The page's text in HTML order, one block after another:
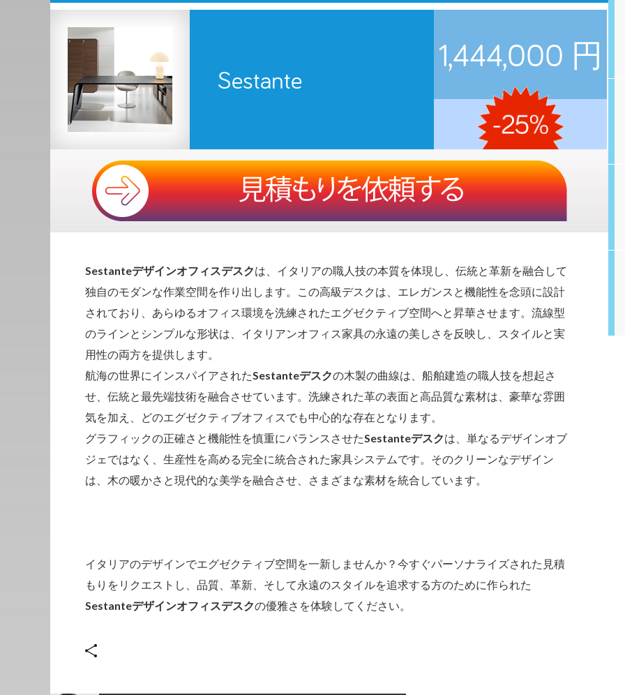
Sestante
1,444,000 円
Sestanteデザインオフィスデスクは、イタリアの職人技の本質を体現し、伝統と革新を融合して
独自のモダンな作業空間を作り出します。この高級デスクは、エレガンスと機能性を念頭に設計
されており、あらゆるオフィス環境を洗練されたエグゼクティブ空間へと昇華させます。流線型
のラインとシンプルな形状は、イタリアンオフィス家具の永遠の美しさを反映し、スタイルと実
用性の両方を提供します。
航海の世界にインスパイアされたSestanteデスクの木製の曲線は、船舶建造の職人技を想起さ
せ、伝統と最先端技術を融合させています。洗練された革の表面と高品質な素材は、豪華な雰囲
気を加え、どのエグゼクティブオフィスでも中心的な存在となります。
グラフィックの正確さと機能性を慎重にバランスさせたSestanteデスクは、単なるデザインオブ
ジェではなく、生産性を高める完全に統合された家具システムです。そのクリーンなデザイン
は、木の暖かさと現代的な美学を融合させ、さまざまな素材を統合しています。
イタリアのデザインでエグゼクティブ空間を一新しませんか？今すぐパーソナライズされた見積
もりをリクエストし、品質、革新、そして永遠のスタイルを追求する方のために作られた
Sestanteデザインオフィスデスクの優雅さを体験してください。